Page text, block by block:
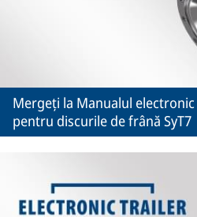
Mergeți la Manualul
pentru discurile de frână SyT7